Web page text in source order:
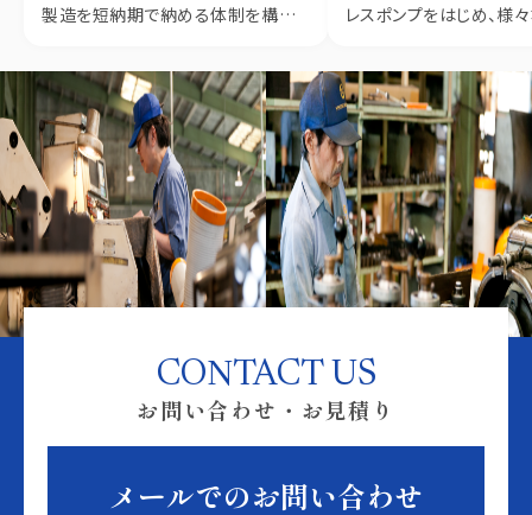
製造を短納期で納める体制を構築し
レスポンプをはじめ、様
CONTACT US
お問い合わせ・お見積り
メールでのお問い合わせ